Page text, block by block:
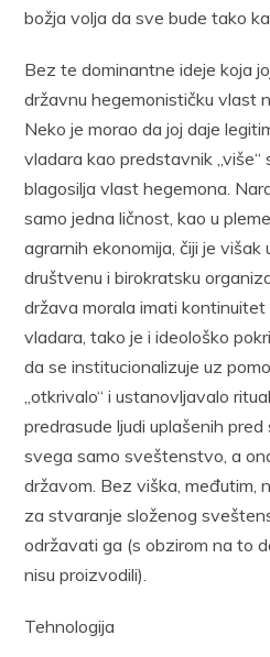
božja volja da sve bude tako
Bez te dominantne ideje koja
državnu hegemonističku vlast
Neko je morao da joj daje
vladara kao predstavnik „više“
blagosilja vlast hegemona.
samo jedna ličnost, kao u
agrarnih ekonomija, čiji je višak
društvenu i birokratsku
država morala imati
vladara, tako je i ideološko
da se institucionalizuje uz
„otkrivalo“ i ustanovljavalo
predrasude ljudi uplašenih
svega samo sveštenstvo, a
državom. Bez viška, međutim,
za stvaranje složenog
održavati ga (s obzirom na to
nisu proizvodili).
Tehnologija